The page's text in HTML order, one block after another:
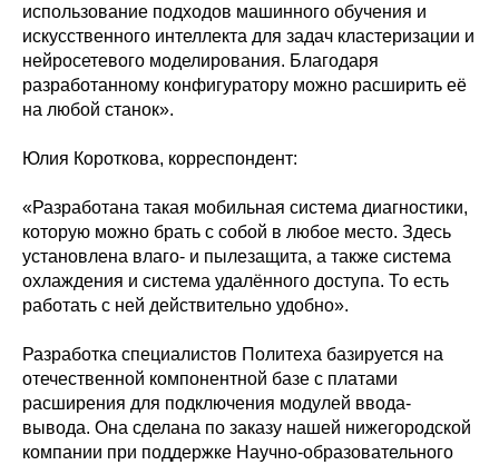
использование подходов машинного обучения и
искусственного интеллекта для задач кластеризации и
нейросетевого моделирования. Благодаря
разработанному конфигуратору можно расширить её
на любой станок».
Юлия Короткова, корреспондент:
«Разработана такая мобильная система диагностики,
которую можно брать с собой в любое место. Здесь
установлена влаго- и пылезащита, а также система
охлаждения и система удалённого доступа. То есть
работать с ней действительно удобно».
Разработка специалистов Политеха базируется на
отечественной компонентной базе с платами
расширения для подключения модулей ввода-
вывода. Она сделана по заказу нашей нижегородской
компании при поддержке Научно-образовательного